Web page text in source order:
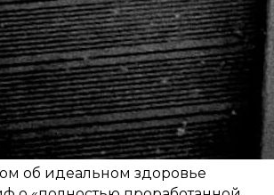
об идеальном здоровье